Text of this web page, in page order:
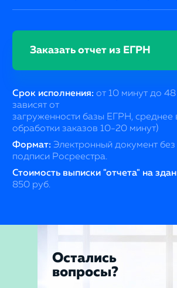
Заказать отчет из ЕГРН
Срок исполнения: от 10 минут до 48
зависят от
загруженности базы ЕГРН, среднее
обработки заказов 10-20 минут)
Формат: Электронный документ
подписи Росреестра.
Стоимость выписки "отчета" на
850 руб.
Остались
вопросы?